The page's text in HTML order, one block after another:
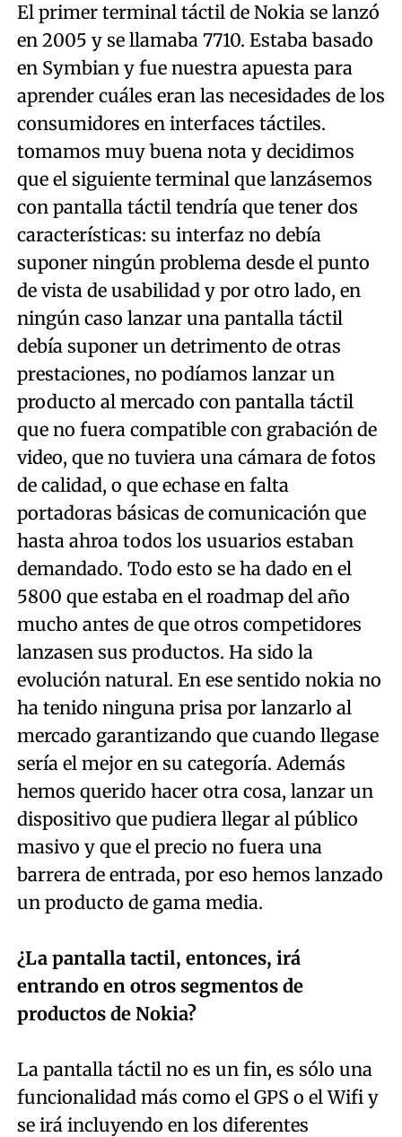
El primer terminal táctil de Nokia se lanzó
en 2005 y se llamaba 7710. Estaba basado
en Symbian y fue nuestra apuesta para
aprender cuáles eran las necesidades de los
consumidores en interfaces táctiles.
tomamos muy buena nota y decidimos
que el siguiente terminal que lanzásemos
con pantalla táctil tendría que tener dos
características: su interfaz no debía
suponer ningún problema desde el punto
de vista de usabilidad y por otro lado, en
ningún caso lanzar una pantalla táctil
debía suponer un detrimento de otras
prestaciones, no podíamos lanzar un
producto al mercado con pantalla táctil
que no fuera compatible con grabación de
video, que no tuviera una cámara de fotos
de calidad, o que echase en falta
portadoras básicas de comunicación que
hasta ahroa todos los usuarios estaban
demandado. Todo esto se ha dado en el
5800 que estaba en el roadmap del año
mucho antes de que otros competidores
lanzasen sus productos. Ha sido la
evolución natural. En ese sentido nokia no
ha tenido ninguna prisa por lanzarlo al
mercado garantizando que cuando llegase
sería el mejor en su categoría. Además
hemos querido hacer otra cosa, lanzar un
dispositivo que pudiera llegar al público
masivo y que el precio no fuera una
barrera de entrada, por eso hemos lanzado
un producto de gama media.
¿La pantalla tactil, entonces, irá
entrando en otros segmentos de
productos de Nokia?
La pantalla táctil no es un fin, es sólo una
funcionalidad más como el GPS o el Wifi y
se irá incluyendo en los diferentes